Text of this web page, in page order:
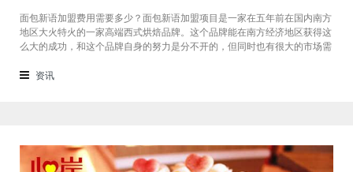
面包新语加盟费用需要多少？面包新语加盟项目是一家在五年前在国内南方
地区大火特火的一家高端西式烘焙品牌。这个品牌能在南方经济地区获得这
么大的成功，和这个品牌自身的努力是分不开的，但同时也有很大的市场需
在国内市场上的首先一家传统地道且正宗的西式烘焙品牌，这对于很多国内
资讯